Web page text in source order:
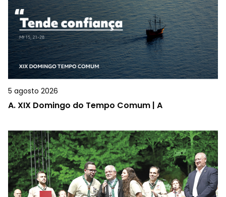
5 agosto 2026
A.XIX Domingo do Tempo Comum | A